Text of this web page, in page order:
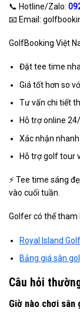
📞 Hotline/Zalo:
📧 Email:
GolfBooking Việt
Đặt tee time
Giá tốt hơn so
Tư vấn chi tiết
Hỗ trợ online
Xác nhận
Hỗ trợ golf tour
⚡ Tee time sáng
vào cuối tuần.
Golfer có thể tham
Royal Island
Bảng giá sân
Câu hỏi
Giờ nào chơi